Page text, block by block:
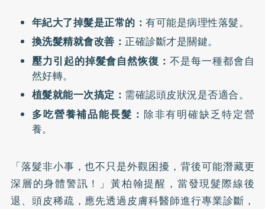
年紀大了掉髮是正常的：有可能是病理性落髮。
換洗髮精就會改善：正確診斷才是關鍵。
壓力引起的掉髮會自然恢復：不是每一種都會自
然好轉。
植髮就能一次搞定： 需確認頭皮狀況是否適合。
多吃營養補品能長髮： 除非有明確缺乏特定營
養。
「落髮非小事，也不只是外觀困擾，背後可能潛藏更
深層的身體警訊！」黃柏翰提醒，當發現髮際線後
退、頭皮稀疏，應先透過皮膚科醫師進行專業診斷，